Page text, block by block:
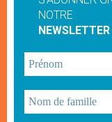
NOTRE